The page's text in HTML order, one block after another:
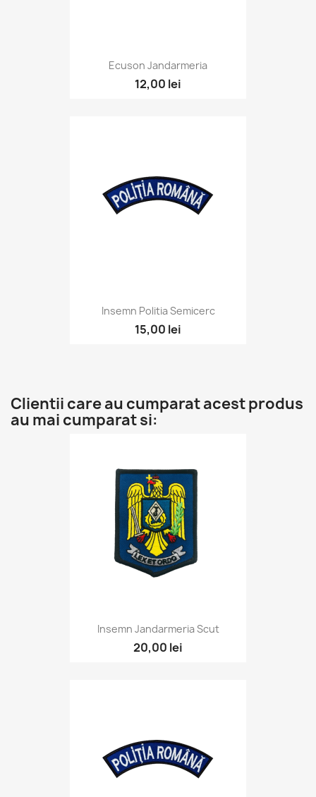
Ecuson Jandarmeria
12,00 lei
Insemn Politia Semicerc
15,00 lei
Clientii care au cumparat acest produs
au mai cumparat si:
Insemn Jandarmeria Scut
20,00 lei